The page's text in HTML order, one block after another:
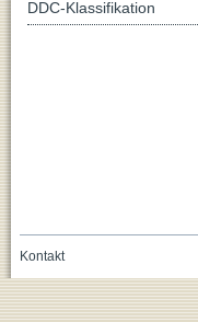
DDC-Klassifikation
Kontakt